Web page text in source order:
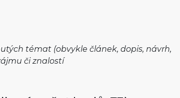
témat (obvykle článek, dopis, návrh,
či znalostí